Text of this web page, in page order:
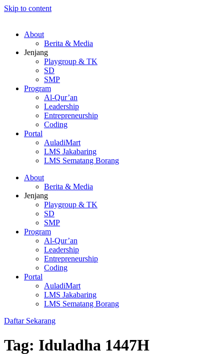
Skip to content
About
Berita & Media
Jenjang
Playgroup & TK
SD
SMP
Program
Al-Qur’an
Leadership
Entrepreneurship
Coding
Portal
AuladiMart
LMS Jakabaring
LMS Sematang Borang
About
Berita & Media
Jenjang
Playgroup & TK
SD
SMP
Program
Al-Qur’an
Leadership
Entrepreneurship
Coding
Portal
AuladiMart
LMS Jakabaring
LMS Sematang Borang
Daftar Sekarang
Tag: Iduladha 1447H